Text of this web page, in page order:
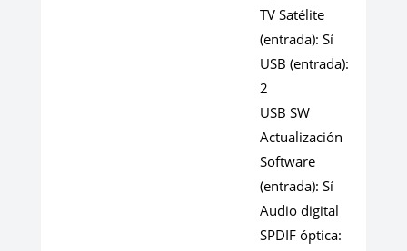
TV Satélite
(entrada): Sí
USB (entrada):
2
USB SW
Actualización
Software
(entrada): Sí
Audio digital
SPDIF óptica: